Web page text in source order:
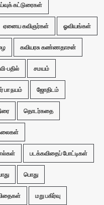
கட்டுரைகள்
ஏனைய கவிஞர்கள் ஓவியங்கள்
கவியரசு கண்ணதாசன்
பதில் சமயம்
பா நயம் ஜோதிடம்
தொடர்கதை
படக்கவிதைப் போட்டிகள்
பொது
மறு பகிர்வு